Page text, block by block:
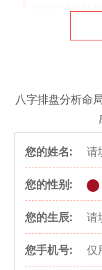
1987年
1987年出生的属兔
职场的陷阱和小人。
峰，各路吉星都在这
会有贵人出现帮助化
1987年出
1987年出生的属兔
遇到公司业绩惨淡的
人在外发展时千万需
保管自己的贵重物品
小心，幸好能够在这
八字排盘分析命
您的姓名:
您的性别:
您的生辰:
您手机号: